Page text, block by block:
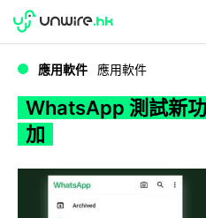
WhatsApp 測試
WWDC 2026
應用軟件 應用軟件
WhatsApp 測試新
加